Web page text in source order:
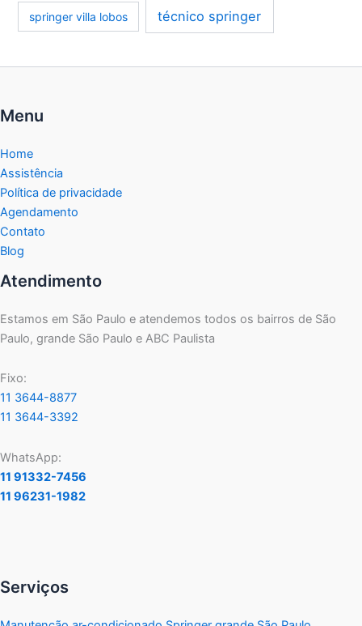
springer villa lobos técnico springer
Menu
Home
Assistência
Política de privacidade
Agendamento
Contato
Blog
Atendimento
Estamos em São Paulo e atendemos todos os bairros de São
Paulo, grande São Paulo e ABC Paulista
Fixo:
11 3644-8877
11 3644-3392
WhatsApp:
11 91332-7456
11 96231-1982
Serviços